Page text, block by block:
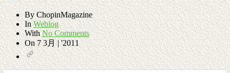
ByChopinMagazine
In Weblog
With No Comments
On7 3月 | '2011